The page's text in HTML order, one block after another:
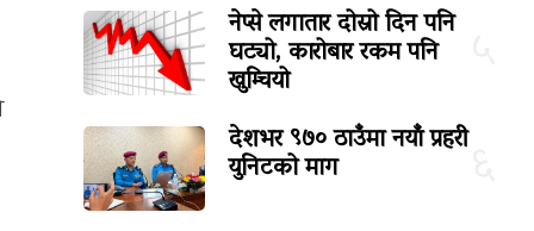
नेप्से लगातार दोस्रो दिन पनि
घट्यो, कारोबार रकम पनि
खुम्चियो
देशभर ९७० ठाउँमा नयाँ प्रहरी
युनिटको माग